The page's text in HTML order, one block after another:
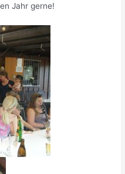
Jahr gerne!